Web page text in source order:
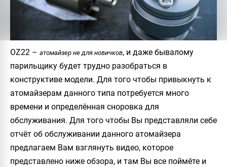
OZ22 – атомайзер не для новичков, и даже бывалому
парильщику будет трудно разобраться в
конструктиве модели. Для того чтобы привыкнуть к
атомайзерам данного типа потребуется много
времени и определённая сноровка для
обслуживания. Для того чтобы Вы представляли себе
отчёт об обслуживании данного атомайзера
предлагаем Вам взглянуть видео, которое
представлено ниже обзора, и там Вы все поймёте и